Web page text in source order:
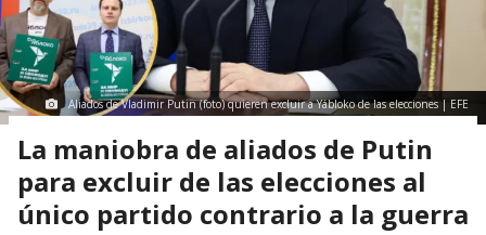
Aliados de Vladimir Putin (foto) quieren excluir a Yábloko de las elecciones | EFE
La maniobra de aliados de Putin
para excluir de las elecciones al
único partido contrario a la guerra